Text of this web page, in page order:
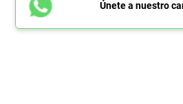
Únete a nuestro